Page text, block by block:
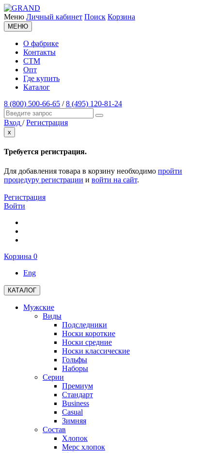
Меню Личный кабинет Поиск Корзина
МЕНЮ
О фабрике
Контакты
СТМ
Опт
Где купить
Каталог
8 (800) 500-66-65 /8 (495) 120-81-24
Вход / Регистрация
x
Требуется регистрация.
Для добавления товара в корзину необходимо пройти
процедуру регистрации и войти на сайт.
Регистрация
Войти
Корзина 0
Eng
КАТАЛОГ
Мужские
Виды
Подследники
Носки короткие
Носки средние
Носки классические
Гольфы
Наборы
Серии
Премиум
Стандарт
Business
Casual
Зимняя
Состав
Хлопок
Мерс хлопок